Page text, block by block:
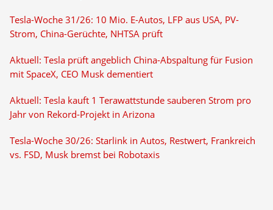
Tesla-Woche 31/26: 10 Mio. E-Autos, LFP aus USA, PV-
Strom, China-Gerüchte, NHTSA prüft
Aktuell: Tesla prüft angeblich China-Abspaltung für Fusion
mit SpaceX, CEO Musk dementiert
Aktuell: Tesla kauft 1 Terawattstunde sauberen Strom pro
Jahr von Rekord-Projekt in Arizona
Tesla-Woche 30/26: Starlink in Autos, Restwert, Frankreich
vs. FSD, Musk bremst bei Robotaxis